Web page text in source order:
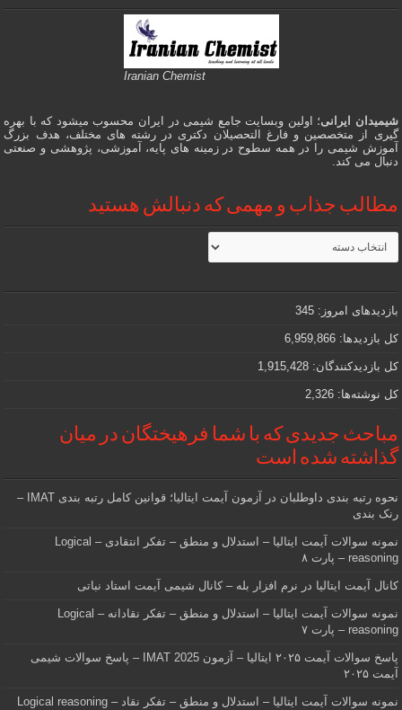
Iranian Chemist
شیمیدان ایرانی؛ اولین وبسایت جامع شیمی در ایران محسوب میشود که با بهره
گیری از متخصصین و فارغ التحصیلان دکتری در رشته های مختلف، هدف بزرگ
آموزش شیمی را در همه سطوح در زمینه های پایه، آموزشی، پژوهشی و صنعتی
دنبال می کند.
مطالب جذاب و مهمی که دنبالش هستید
مطالب
جذاب
و
که
دنبالش
هستید
بازدیدهای امروز: 345
کل بازدیدها: 6,959,866
کل بازدیدکنند‌گان: 1,915,428
کل نوشته‌ها: 2,326
مباحث جدیدی که با شما فرهیختگان در میان
گذاشته شده است
نحوه رتبه بندی داوطلبان در آزمون آیمت ایتالیا؛ قوانین کامل رتبه بندی IMAT –
رنک بندی
نمونه سوالات آیمت ایتالیا – استدلال و منطق – تفکر انتقادی – Logical
reasoning – پارت ۸
کانال آیمت ایتالیا در نرم افزار بله – کانال شیمی آیمت استاد نباتی
نمونه سوالات آیمت ایتالیا – استدلال و منطق – تفکر نقادانه – Logical
reasoning – پارت ۷
پاسخ سوالات آیمت ۲۰۲۵ ایتالیا – آزمون IMAT 2025 – پاسخ سوالات شیمی
آیمت ۲۰۲۵
نمونه سوالات آیمت ایتالیا – استدلال و منطق – تفکر نقاد – Logical reasoning